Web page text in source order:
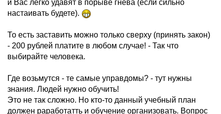
и Вас легко удавят в порыве гнева (если сильно
настаивать будете).
То есть заставить можно только сверху (принять закон)
- 200 рублей платите в любом случае! - Так что
выбирайте человека.
Где возьмутся - те самые управдомы? - тут нужны
знания. Людей нужно обучить!
Это не так сложно. Но кто-то данный учебный план
должен раработатть и обучение организовать. Вопрос